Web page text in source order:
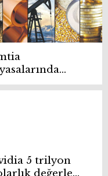
değişti:
metaller
5 trilyon
değerle